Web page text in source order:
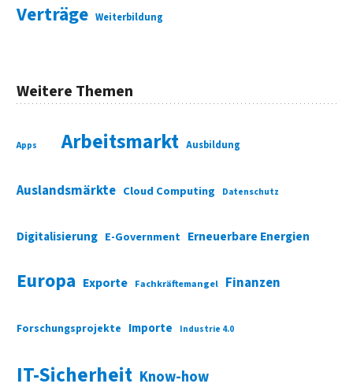
Verträge Weiterbildung
Weitere Themen
Apps Arbeitsmarkt Ausbildung
Auslandsmärkte Cloud Computing Datenschutz
Digitalisierung E-Government Erneuerbare Energien
Europa Exporte Fachkräftemangel Finanzen
Forschungsprojekte Importe Industrie 4.0
IT-Sicherheit Know-how